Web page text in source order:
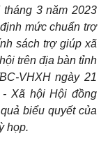
tháng 3 năm 2023
mức chuẩn trợ
sách trợ giúp xã
trên địa bàn tỉnh
VHXH ngày21
Xã hội Hội đồng
biểu quyết của
họp.